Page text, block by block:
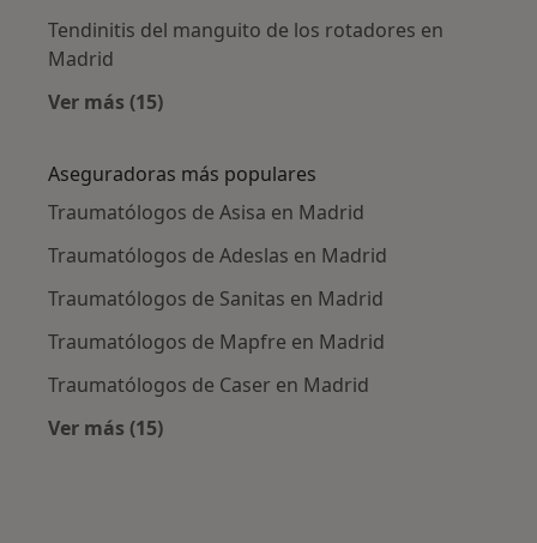
Tendinitis del manguito de los rotadores en
Madrid
Ver más (15)
Aseguradoras más populares
Traumatólogos de Asisa en Madrid
Traumatólogos de Adeslas en Madrid
Traumatólogos de Sanitas en Madrid
Traumatólogos de Mapfre en Madrid
Traumatólogos de Caser en Madrid
Ver más (15)